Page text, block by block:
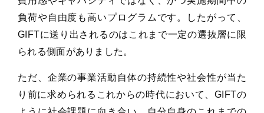
負荷や自由度も高いプログラムです。したがって、
GIFTに送り出されるのはこれまで一定の選抜層に限
られる側面がありました。
ただ、企業の事業活動自体の持続性や社会性が当た
り前に求められるこれからの時代において、GIFTの